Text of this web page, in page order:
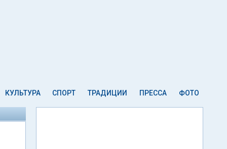
КУЛЬТУРА СПОРТ ТРАДИЦИИ ПРЕССА ФОТО